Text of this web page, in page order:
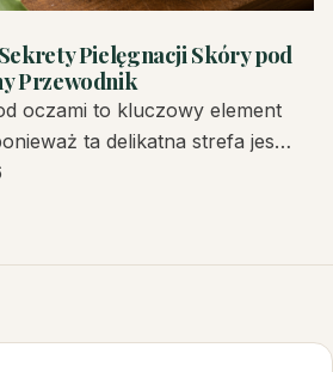
Pielęgnacji Skóry pod
Przewodnik
oczami to kluczowy element
ta delikatna strefa jes…